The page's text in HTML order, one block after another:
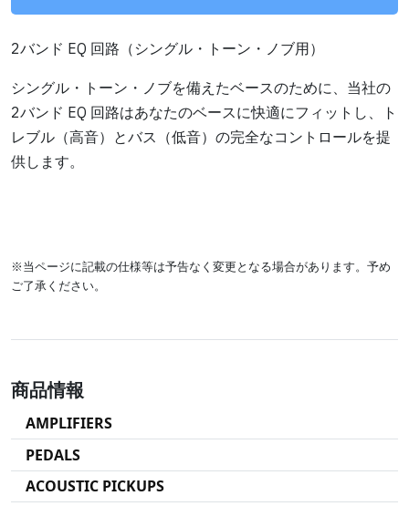
2バンド EQ 回路（シングル・トーン・ノブ用）
シングル・トーン・ノブを備えたベースのために、当社の
2バンド EQ 回路はあなたのベースに快適にフィットし、ト
レブル（高音）とバス（低音）の完全なコントロールを提
供します。
※当ページに記載の仕様等は予告なく変更となる場合があります。予め
ご了承ください。
商品情報
AMPLIFIERS
PEDALS
ACOUSTIC PICKUPS